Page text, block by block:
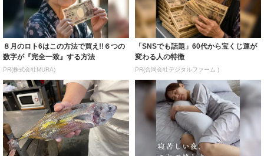
８月のロト6はこの方法で買え!!６つの
数字が『完全一致』する方法
PR(株式会社MURA)
「SNSでも話題」60代から宝くじ運が
変わる人の特徴
PR(合同会社デジタルファーム )